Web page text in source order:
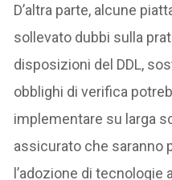
D’altra parte, alcune
sollevato dubbi sulla
disposizioni del DDL,
obblighi di verifica
implementare su larga
assicurato che saranno
l’adozione di tecnologie